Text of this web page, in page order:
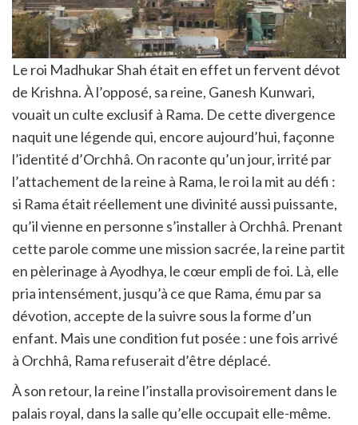
Le roi Madhukar Shah était en effet un fervent dévot
de Krishna. À l’opposé, sa reine, Ganesh Kunwari,
vouait un culte exclusif à Rama. De cette divergence
naquit une légende qui, encore aujourd’hui, façonne
l’identité d’Orchhâ. On raconte qu’un jour, irrité par
l’attachement de la reine à Rama, le roi la mit au défi :
si Rama était réellement une divinité aussi puissante,
qu’il vienne en personne s’installer à Orchhâ. Prenant
cette parole comme une mission sacrée, la reine partit
en pèlerinage à Ayodhya, le cœur empli de foi. Là, elle
pria intensément, jusqu’à ce que Rama, ému par sa
dévotion, accepte de la suivre sous la forme d’un
enfant. Mais une condition fut posée : une fois arrivé
à Orchhâ, Rama refuserait d’être déplacé.
À son retour, la reine l’installa provisoirement dans le
palais royal, dans la salle qu’elle occupait elle-même.